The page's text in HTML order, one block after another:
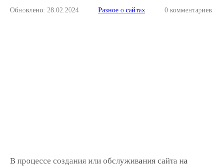
Обновлено: 28.02.2024 Разное о сайтах 0 комментариев
В процессе создания или обслуживания сайта на